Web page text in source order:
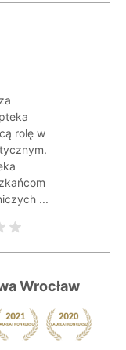
rolę w
...
Wrocław